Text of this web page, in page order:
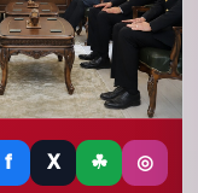
f X ☘ ◎